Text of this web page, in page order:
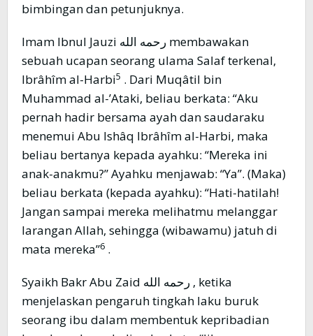
bimbingan dan petunjuknya.
Imam Ibnul Jauzi رحمه الله membawakan
sebuah ucapan seorang ulama Salaf terkenal,
Ibrâhîm al-Harbi5 . Dari Muqâtil bin
Muhammad al-’Ataki, beliau berkata: “Aku
pernah hadir bersama ayah dan saudaraku
menemui Abu Ishâq Ibrâhîm al-Harbi, maka
beliau bertanya kepada ayahku: “Mereka ini
anak-anakmu?” Ayahku menjawab: “Ya”. (Maka)
beliau berkata (kepada ayahku): “Hati-hatilah!
Jangan sampai mereka melihatmu melanggar
larangan Allah, sehingga (wibawamu) jatuh di
mata mereka”6 .
Syaikh Bakr Abu Zaid رحمه الله , ketika
menjelaskan pengaruh tingkah laku buruk
seorang ibu dalam membentuk kepribadian